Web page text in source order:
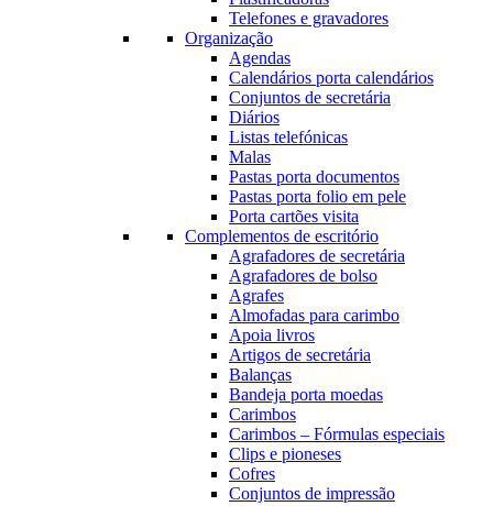
Telefones e gravadores
Organização
Agendas
Calendários porta calendários
Conjuntos de secretária
Diários
Listas telefónicas
Malas
Pastas porta documentos
Pastas porta folio em pele
Porta cartões visita
Complementos de escritório
Agrafadores de secretária
Agrafadores de bolso
Agrafes
Almofadas para carimbo
Apoia livros
Artigos de secretária
Balanças
Bandeja porta moedas
Carimbos
Carimbos – Fórmulas especiais
Clips e pioneses
Cofres
Conjuntos de impressão